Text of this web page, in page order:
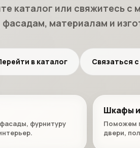
каталог или свяжитесь
материалам и
в каталог Связаться
фурнитуру
Шкафы
Поможем
двери,